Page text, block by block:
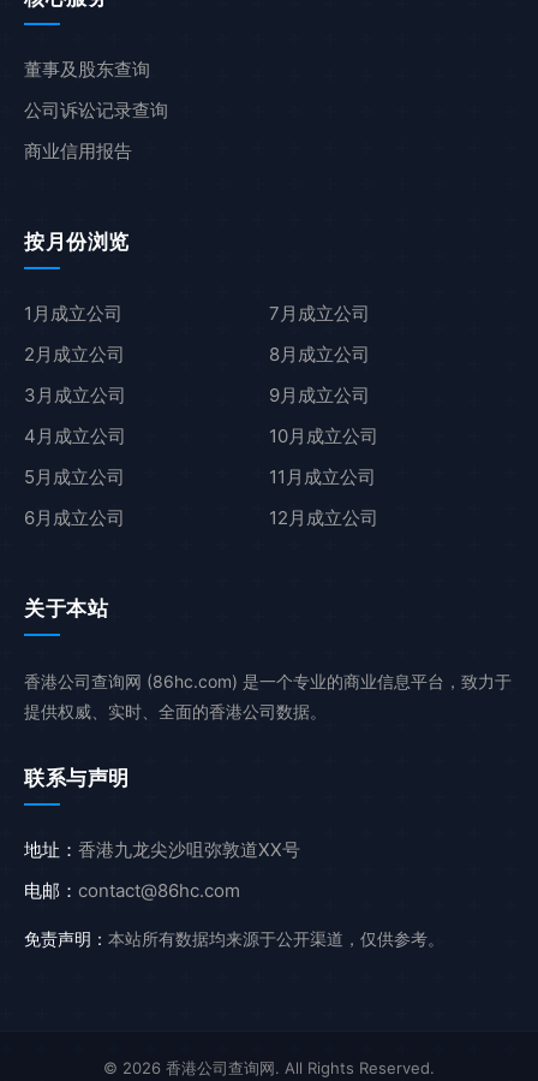
董事及股东查询
公司诉讼记录查询
商业信用报告
按月份浏览
1月成立公司
2月成立公司
3月成立公司
4月成立公司
5月成立公司
6月成立公司
7月成立公司
8月成立公司
9月成立公司
10月成立公司
11月成立公司
12月成立公司
关于本站
香港公司查询网 (86hc.com) 是一个专业的商业信息平台，致力于
提供权威、实时、全面的香港公司数据。
联系与声明
地址： 香港九龙尖沙咀弥敦道XX号
电邮： contact@86hc.com
免责声明： 本站所有数据均来源于公开渠道，仅供参考。
© 2026 香港公司查询网. All Rights Reserved.